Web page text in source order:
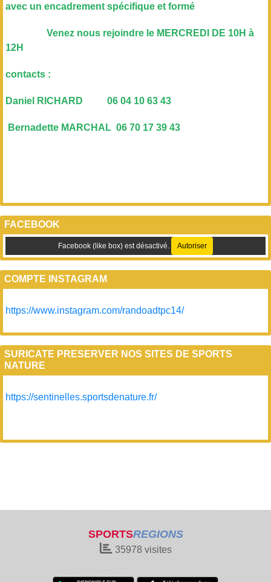
avec un encadrement spécifique et formé
Venez nous rejoindre le MERCREDI DE 10H à
12H
contacts :
Daniel RICHARD 06 04 10 63 43
Bernadette MARCHAL 06 70 17 39 43
FACEBOOK
Facebook (like box) est désactivé. Autoriser
COMPTE INSTAGRAM
https://www.instagram.com/randoadtpc14/
SURICATE PRESERVER NOS SITES DE SPORTS
NATURE
https://sentinelles.sportsdenature.fr/
SPORTSREGIONS
35978visites